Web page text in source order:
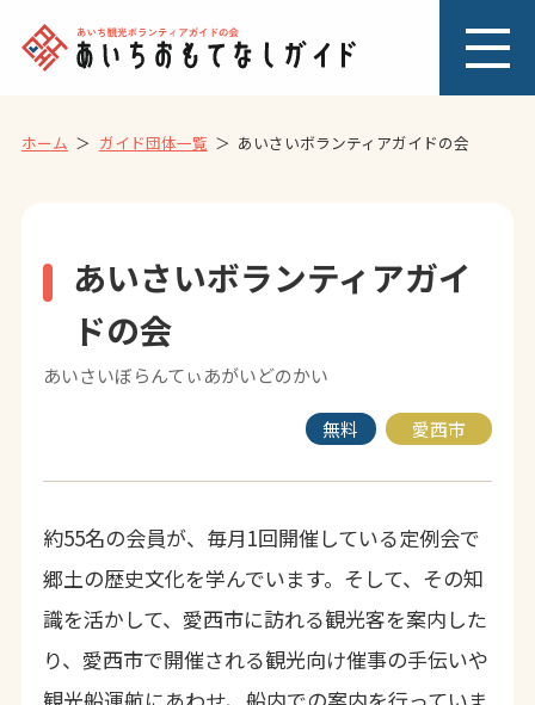
ホーム ガイド団体一覧 あいさいボランティアガイドの会
あいさいボランティアガイ
ドの会
あいさいぼらんてぃあがいどのかい
無料 愛西市
約55名の会員が、毎月1回開催している定例会で
郷土の歴史文化を学んでいます。そして、その知
識を活かして、愛西市に訪れる観光客を案内した
り、愛西市で開催される観光向け催事の手伝いや